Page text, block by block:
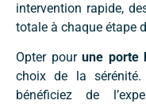
intervention rapide,
totale à chaque étape
Opter pourune porte
choix de la
bénéficiez de